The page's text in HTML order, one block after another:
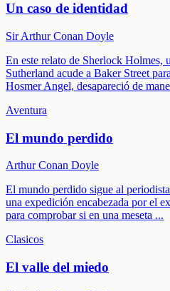
Un caso de identidad
Sir Arthur Conan Doyle
En este relato de Sherlock Holmes,
Sutherland acude a Baker Street
Hosmer Angel, desapareció de
Aventura
El mundo perdido
Arthur Conan Doyle
El mundo perdido sigue al
una expedición encabezada por el
para comprobar si en una meseta ...
Clasicos
El valle del miedo